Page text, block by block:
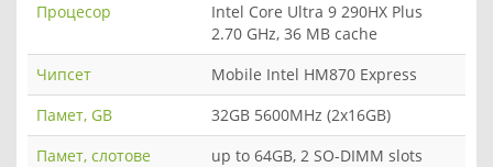
Процесор
Intel Core Ultra 9 290HX Plus
2.70 GHz, 36 MB cache
Чипсет
Mobile Intel HM870 Express
Памет, GB
32GB 5600MHz (2x16GB)
Памет, слотове
up to 64GB, 2 SO-DIMM slots